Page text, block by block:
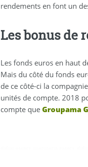
rendements en font un
Les bonus de
Les fonds euros en haut
Mais du côté du fonds
de ce côté-ci la
unités de compte. 2018
compte queGroupama